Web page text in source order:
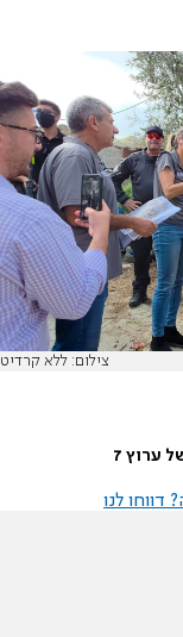
צילום: ללא קרדיט
ערוץ 7
לנו